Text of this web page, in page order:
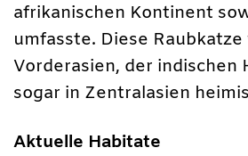
afrikanischen Kontinent
umfasste. Diese
Vorderasien, der indischen
sogar in Zentralasien
Aktuelle Habitate